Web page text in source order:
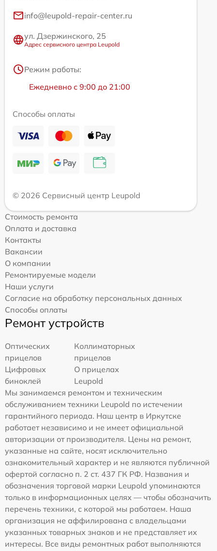
info@leupold-repair-center.ru
ул. Дзержинского, 25
Адрес сервисного центра Leupold
Режим работы:
Ежедневно с 9:00 до 21:00
Способы оплаты
© 2026 Сервисный центр Leupold
Стоимость ремонта
Оплата и доставка
Контакты
Вакансии
О компании
Ремонтируемые модели
Наши услуги
Согласие на обработку персональных данных
Способы оплаты
Ремонт устройств
Оптических
прицелов
Коллиматорных
прицелов
Цифровых
биноклей
О прицелах
Leupold
Мы занимаемся ремонтом и техническим
обслуживанием техники Leupold по истечении
гарантийного периода. Наш центр в Иркутске
работает независимо и не имеет официальной
авторизации от производителя. Цены на ремонт,
указанные на сайте, носят исключительно
ознакомительный характер и не являются публичной
офертой согласно п. 2 ст. 437 ГК РФ. Названия и
обозначения торговой марки Leupold упоминаются
только в информационных целях — чтобы обозначить
перечень техники, с которой мы работаем. Наша
организация не аффилирована с владельцами
указанных товарных знаков и не представляет их
интересы. Все виды ремонтных работ выполняются